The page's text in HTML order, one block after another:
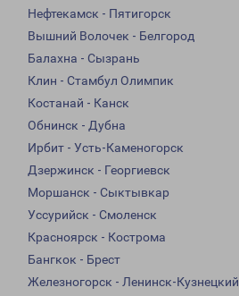
Нефтекамск - Пятигорск
Вышний Волочек - Белгород
Балахна - Сызрань
Клин - Стамбул Олимпик
Костанай - Канск
Обнинск - Дубна
Ирбит - Усть-Каменогорск
Дзержинск - Георгиевск
Моршанск - Сыктывкар
Уссурийск - Смоленск
Красноярск - Кострома
Бангкок - Брест
Железногорск - Ленинск-Кузнецкий